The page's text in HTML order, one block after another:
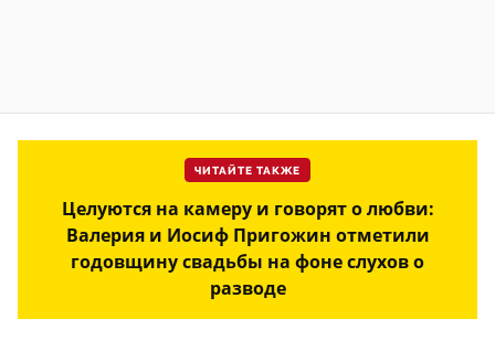
ЧИТАЙТЕ ТАКЖЕ
Целуются на камеру и говорят о любви:
Валерия и Иосиф Пригожин отметили
годовщину свадьбы на фоне слухов о
разводе